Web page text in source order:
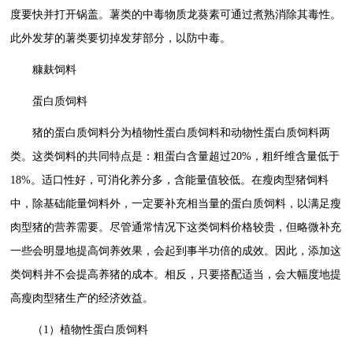
度要快并打开锅盖。薯类的中毒物质龙葵素可通过煮熟消除其毒性。
此外发芽的薯类要切掉发芽部分，以防中毒。
糠麸饲料
蛋白质饲料
猪的蛋白质饲料分为植物性蛋白质饲料和动物性蛋白质饲料两
类。这类饲料的共同特点是：粗蛋白含量超过20%，粗纤维含量低于
18%。适口性好，可消化养分多，含能量值较低。在瘦肉型猪饲料
中，除基础能量饲料外，一定要补充相当量的蛋白质饲料，以满足瘦
肉型猪的营养需要。尽管通常情况下这类饲料价格较贵，但略微补充
一些会明显地提高饲养效果，会起到事半功倍的成效。因此，添加这
类饲料并不会提高养猪的成本。相反，只要搭配适当，会大幅度地提
高瘦肉型猪生产的经济效益。
（1）植物性蛋白质饲料